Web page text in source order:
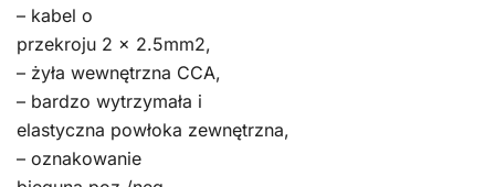
– kabel o
przekroju 2 x 2.5mm2,
– żyła wewnętrzna CCA,
– bardzo wytrzymała i
elastyczna powłoka zewnętrzna,
– oznakowanie